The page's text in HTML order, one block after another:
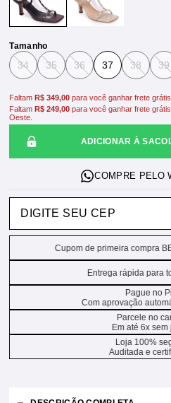
Tamanho
34 35 36 37 38 39
ADICIONAR À
FaltamR$ 349,00 para você ganhar frete
FaltamR$ 249,00 para você ganhar frete
Oeste.
Cupom de primeira compra
Entrega rápida para
Pague no
Com aprovação
Parcele no
Em até 6x sem
Loja 100%
Auditada e